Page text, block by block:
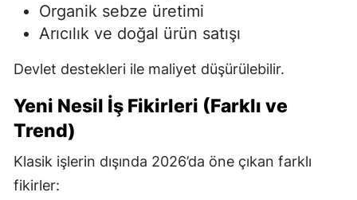
Organik sebze üretimi
Arıcılık ve doğal ürün satışı
Devlet destekleri ile maliyet düşürülebilir.
Yeni Nesil İş Fikirleri (Farklı ve
Trend)
Klasik işlerin dışında 2026’da öne çıkan farklı
fikirler: